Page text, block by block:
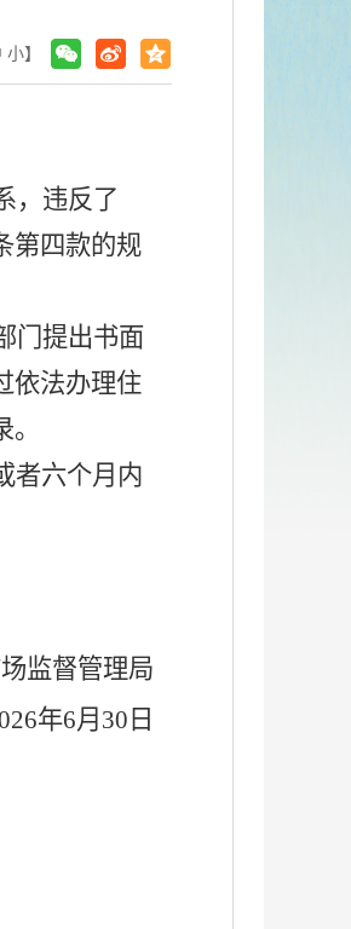
小】
，违反了
第四款的规
门提出书面
依法办理住
者六个月内
监督管理局
年6月 30 日